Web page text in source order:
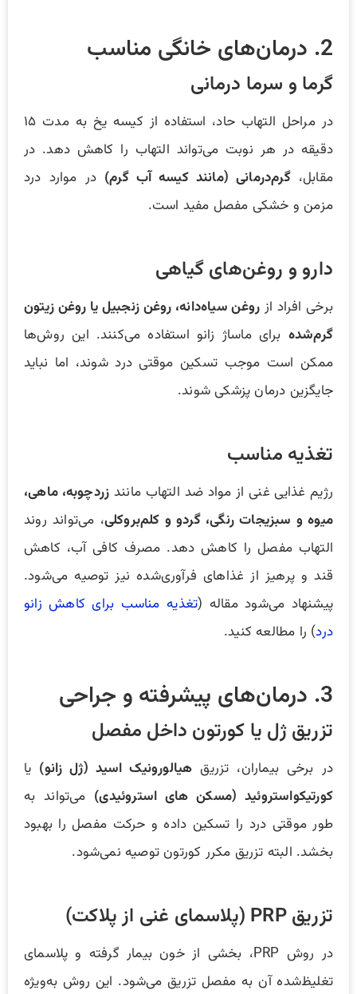
2. درمان‌های خانگی مناسب
گرما و سرما درمانی
در مراحل التهاب حاد، استفاده از کیسه یخ به مدت ۱۵
دقیقه در هر نوبت می‌تواند التهاب را کاهش دهد. در
مقابل،گرم‌درمانی (مانند کیسه آب گرم) در موارد درد
مزمن و خشکی مفصل مفید است.
دارو و روغن‌های گیاهی
برخی افراد از روغن سیاه‌دانه، روغن زنجبیل یا روغن زیتون
گرم‌شده برای ماساژ زانو استفاده می‌کنند. این روش‌ها
ممکن است موجب تسکین موقتی درد شوند، اما نباید
جایگزین درمان پزشکی شوند.
تغذیه مناسب
رژیم غذایی غنی از مواد ضد التهاب مانند زردچوبه، ماهی،
میوه و سبزیجات رنگی، گردو و کلم‌بروکلی، می‌تواند روند
التهاب مفصل را کاهش دهد. مصرف کافی آب، کاهش
قند و پرهیز از غذاهای فرآوری‌شده نیز توصیه می‌شود.
پیشنهاد می‌شود مقاله (تغذیه مناسب برای کاهش زانو
درد) را مطالعه کنید.
3. درمان‌های پیشرفته و جراحی
تزریق ژل یا کورتون داخل مفصل
در برخی بیماران، تزریق هیالورونیک اسید (ژل زانو) یا
کورتیکواستروئید (مسکن های استروئیدی) می‌تواند به
طور موقتی درد را تسکین داده و حرکت مفصل را بهبود
بخشد. البته تزریق مکرر کورتون توصیه نمی‌شود.
تزریق PRP (پلاسمای غنی از پلاکت)
در روش PRP، بخشی از خون بیمار گرفته و پلاسمای
تغلیظ‌شده آن به مفصل تزریق می‌شود. این روش به‌ویژه